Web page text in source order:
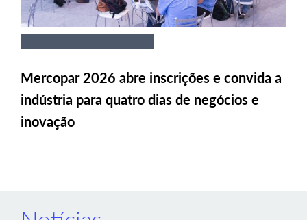
Mercopar 2026 abre inscrições e convida a
indústria para quatro dias de negócios e
inovação